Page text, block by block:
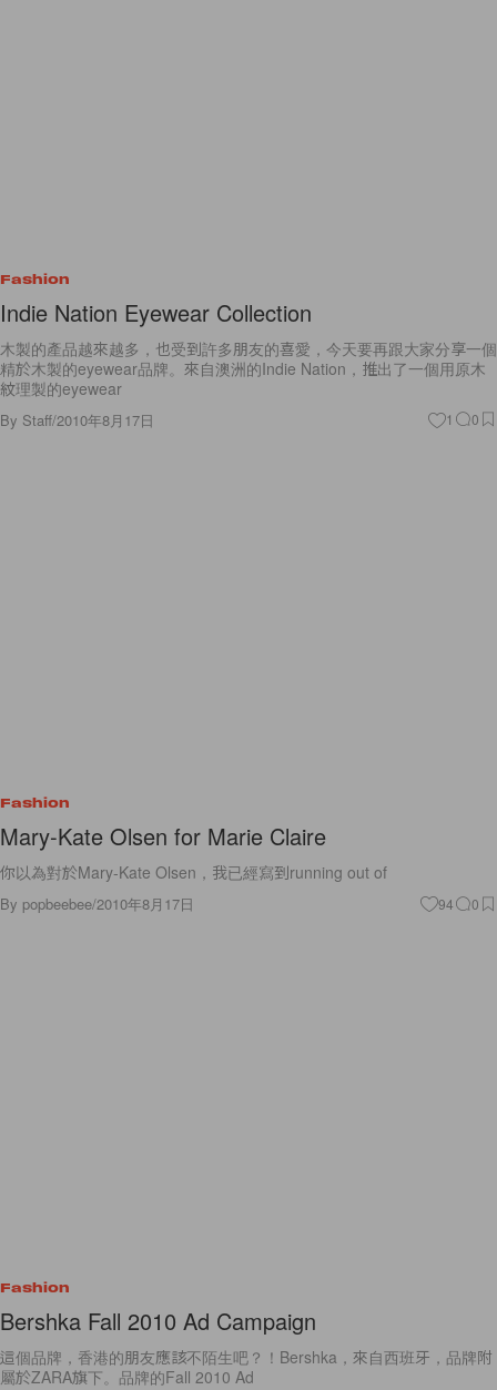
Fashion
Indie Nation Eyewear Collection
木製的產品越來越多，也受到許多朋友的喜愛，今天要再跟大家分享一個
精於木製的eyewear品牌。來自澳洲的Indie Nation，推出了一個用原木
紋理製的eyewear
By Staff/2010年8月17日 1 0
Fashion
Mary-Kate Olsen for Marie Claire
你以為對於Mary-Kate Olsen，我已經寫到running out of
By popbeebee/2010年8月17日 94 0
Fashion
Bershka Fall 2010 Ad Campaign
這個品牌，香港的朋友應該不陌生吧？！Bershka，來自西班牙，品牌附
屬於ZARA旗下。品牌的Fall 2010 Ad